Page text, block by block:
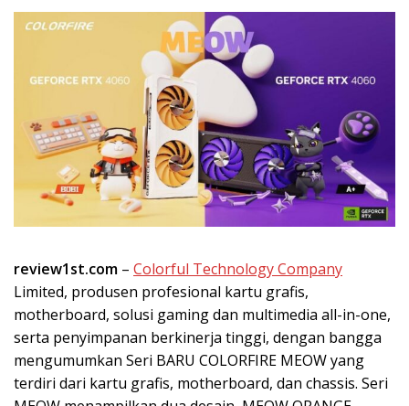
review1st.com – Colorful Technology Company
Limited, produsen profesional kartu grafis,
motherboard, solusi gaming dan multimedia all-in-one,
serta penyimpanan berkinerja tinggi, dengan bangga
mengumumkan Seri BARU COLORFIRE MEOW yang
terdiri dari kartu grafis, motherboard, dan chassis. Seri